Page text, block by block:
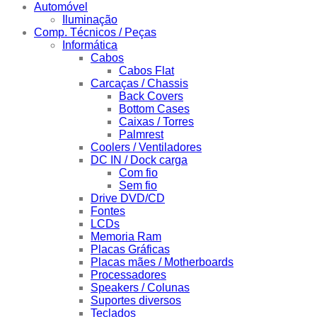
Automóvel
Iluminação
Comp. Técnicos / Peças
Informática
Cabos
Cabos Flat
Carcaças / Chassis
Back Covers
Bottom Cases
Caixas / Torres
Palmrest
Coolers / Ventiladores
DC IN / Dock carga
Com fio
Sem fio
Drive DVD/CD
Fontes
LCDs
Memoria Ram
Placas Gráficas
Placas mães / Motherboards
Processadores
Speakers / Colunas
Suportes diversos
Teclados